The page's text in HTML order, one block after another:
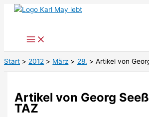
Zum
Start 2012 März 28. Artikel von
Artikel von Georg
TAZ